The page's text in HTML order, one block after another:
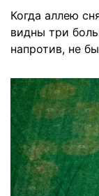
Когда аллею
видны три
напротив, не